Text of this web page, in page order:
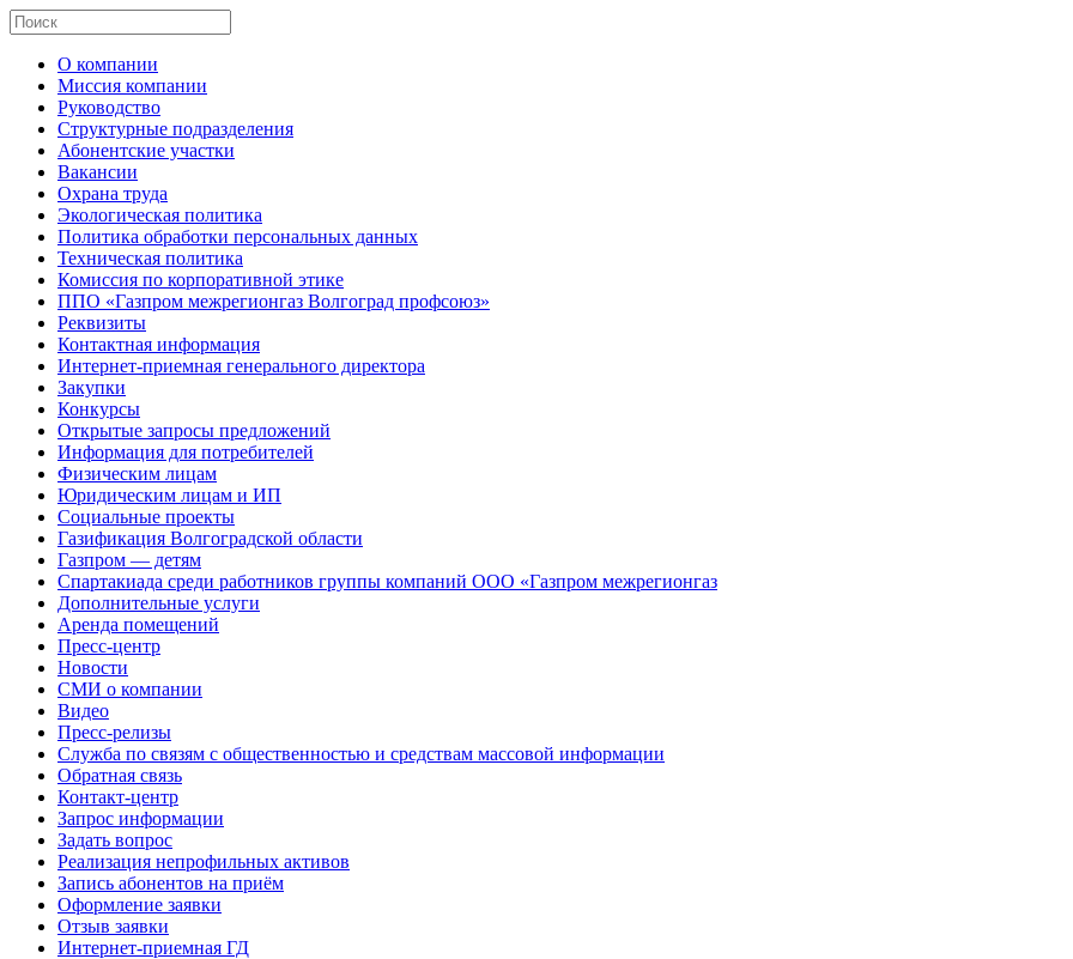
О компании
Миссия компании
Руководство
Структурные подразделения
Абонентские участки
Вакансии
Охрана труда
Экологическая политика
Политика обработки персональных данных
Техническая политика
Комиссия по корпоративной этике
ППО «Газпром межрегионгаз Волгоград профсоюз»
Реквизиты
Контактная информация
Интернет-приемная генерального директора
Закупки
Конкурсы
Открытые запросы предложений
Информация для потребителей
Физическим лицам
Юридическим лицам и ИП
Социальные проекты
Газификация Волгоградской области
Газпром — детям
Спартакиада среди работников группы компаний ООО «Газпром межрегионгаз
Дополнительные услуги
Аренда помещений
Пресс-центр
Новости
СМИ о компании
Видео
Пресс-релизы
Служба по связям с общественностью и средствам массовой информации
Обратная связь
Контакт-центр
Запрос информации
Задать вопрос
Реализация непрофильных активов
Запись абонентов на приём
Оформление заявки
Отзыв заявки
Интернет-приемная ГД